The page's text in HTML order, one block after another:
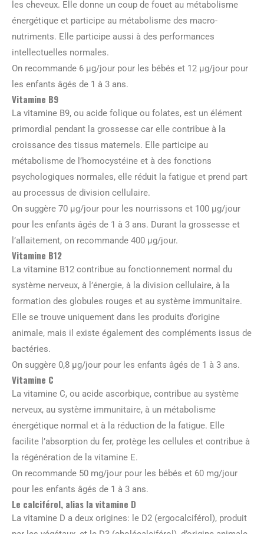
les cheveux. Elle donne un coup de fouet au métabolisme
énergétique et participe au métabolisme des macro-
nutriments. Elle participe aussi à des performances
intellectuelles normales.
On recommande 6 μg/jour pour les bébés et 12 μg/jour pour
les enfants âgés de 1 à 3 ans.
Vitamine B9
La vitamine B9, ou acide folique ou folates, est un élément
primordial pendant la grossesse car elle contribue à la
croissance des tissus maternels. Elle participe au
métabolisme de l’homocystéine et à des fonctions
psychologiques normales, elle réduit la fatigue et prend part
au processus de division cellulaire.
On suggère 70 μg/jour pour les nourrissons et 100 μg/jour
pour les enfants âgés de 1 à 3 ans. Durant la grossesse et
l’allaitement, on recommande 400 μg/jour.
Vitamine B12
La vitamine B12 contribue au fonctionnement normal du
système nerveux, à l’énergie, à la division cellulaire, à la
formation des globules rouges et au système immunitaire.
Elle se trouve uniquement dans les produits d’origine
animale, mais il existe également des compléments issus de
bactéries.
On suggère 0,8 μg/jour pour les enfants âgés de 1 à 3 ans.
Vitamine C
La vitamine C, ou acide ascorbique, contribue au système
nerveux, au système immunitaire, à un métabolisme
énergétique normal et à la réduction de la fatigue. Elle
facilite l’absorption du fer, protège les cellules et contribue à
la régénération de la vitamine E.
On recommande 50 mg/jour pour les bébés et 60 mg/jour
pour les enfants âgés de 1 à 3 ans.
Le calciférol, alias la vitamine D
La vitamine D a deux origines: le D2 (ergocalciférol), produit